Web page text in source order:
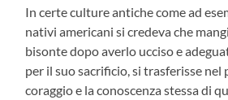
In certe culture antiche come ad
nativi americani si credeva che
bisonte dopo averlo ucciso e
per il suo sacrificio, si trasferisse
coraggio e la conoscenza stessa di